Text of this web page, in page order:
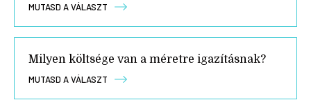
MUTASD A VÁLASZT
Milyen költsége van a méretre igazításnak?
MUTASD A VÁLASZT